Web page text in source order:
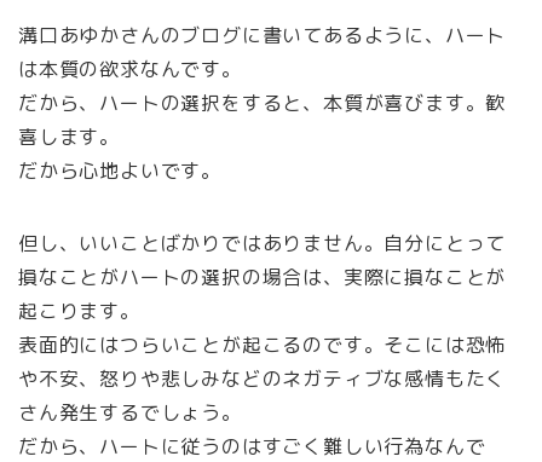
溝口あゆかさんのブログに書いてあるように、ハート
は本質の欲求なんです。
だから、ハートの選択をすると、本質が喜びます。歓
喜します。
だから心地よいです。
但し、いいことばかりではありません。自分にとって
損なことがハートの選択の場合は、実際に損なことが
起こります。
表面的にはつらいことが起こるのです。そこには恐怖
や不安、怒りや悲しみなどのネガティブな感情もたく
さん発生するでしょう。
だから、ハートに従うのはすごく難しい行為なんで